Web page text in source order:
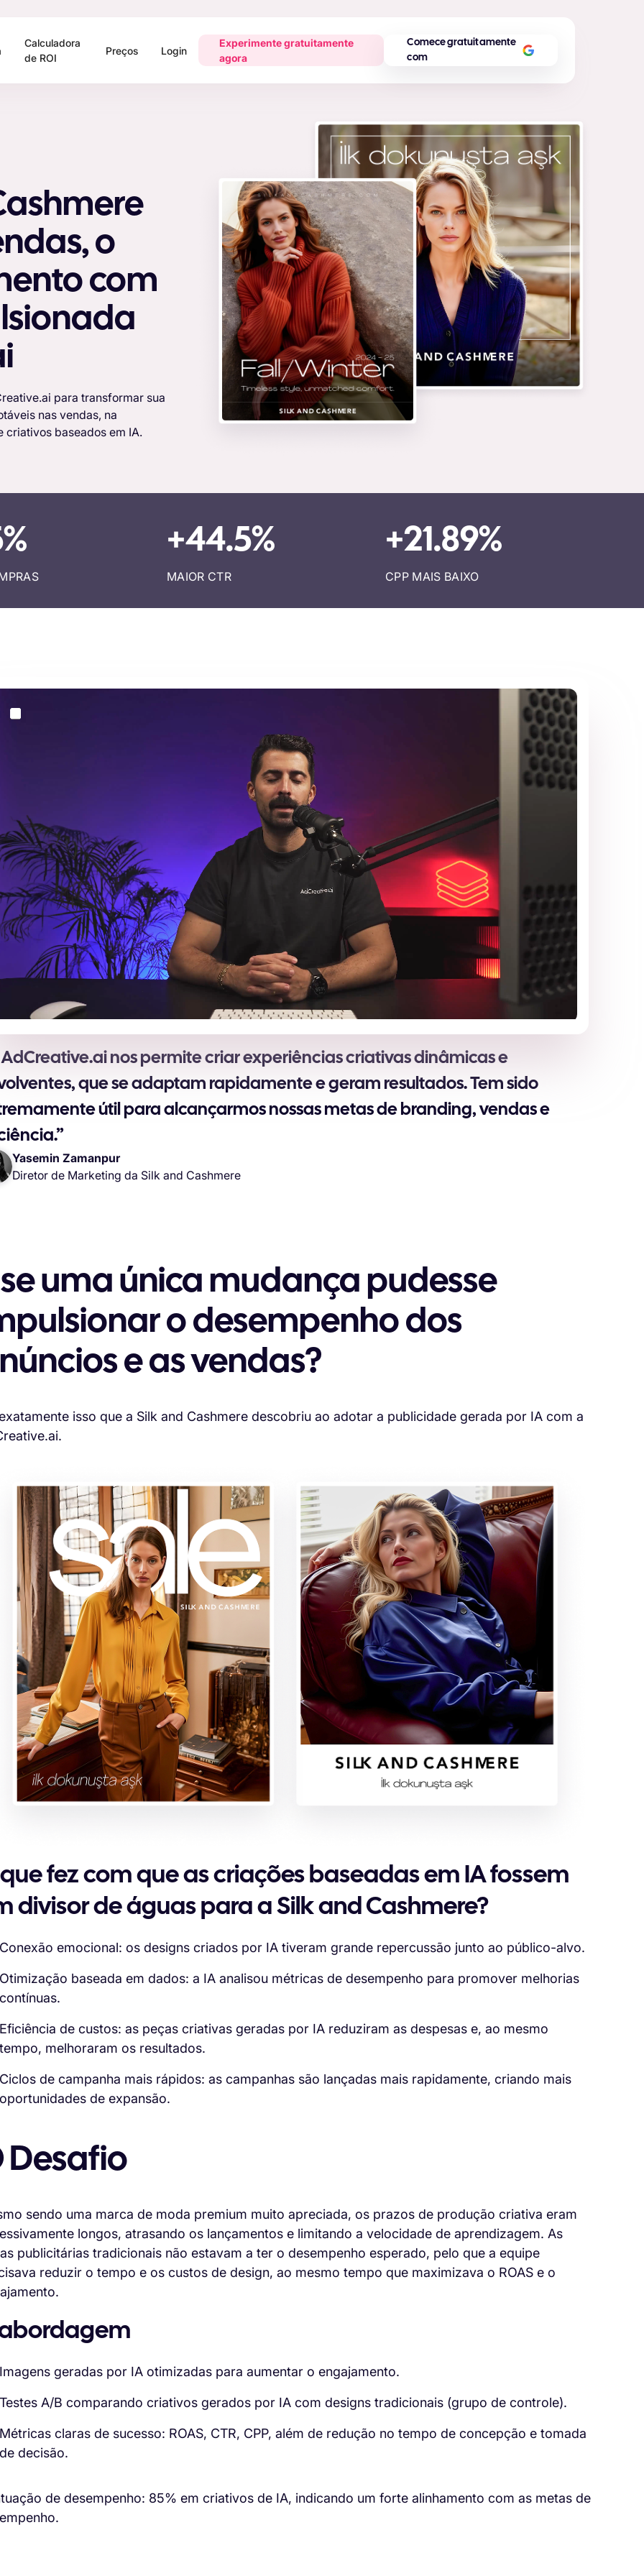
Calculadora
de ROI
Preços Login
Experimente gratuitamente
agora
Comece gratuitamente
com
o
com
para transformar sua
nas vendas, na
criativos baseados em IA.
+44.5%
MAIOR CTR
+21.89%
CPP MAIS BAIXO
AdCreative.ai nos permite criar experiências criativas dinâmicas e
que se adaptam rapidamente e geram resultados. Tem sido
útil para alcançarmos nossas metas de branding, vendas e
Yasemin Zamanpur
Diretor de Marketing da Silk and Cashmere
se uma única mudança pudesse
o desempenho dos
e as vendas?
isso que a Silk and Cashmere descobriu ao adotar a publicidade gerada por IA com a
fez com que as criações baseadas em IA fossem
divisor de águas para a Silk and Cashmere?
emocional: os designs criados por IA tiveram grande repercussão junto ao público-alvo.
baseada em dados: a IA analisou métricas de desempenho para promover melhorias
de custos: as peças criativas geradas por IA reduziram as despesas e, ao mesmo
melhoraram os resultados.
de campanha mais rápidos: as campanhas são lançadas mais rapidamente, criando mais
de expansão.
Desafio
sendo uma marca de moda premium muito apreciada, os prazos de produção criativa eram
longos, atrasando os lançamentos e limitando a velocidade de aprendizagem. As
publicitárias tradicionais não estavam a ter o desempenho esperado, pelo que a equipe
reduzir o tempo e os custos de design, ao mesmo tempo que maximizava o ROAS e o
geradas por IA otimizadas para aumentar o engajamento.
A/B comparando criativos gerados por IA com designs tradicionais (grupo de controle).
claras de sucesso: ROAS, CTR, CPP, além de redução no tempo de concepção e tomada
decisão.
de desempenho: 85% em criativos de IA, indicando um forte alinhamento com as metas de